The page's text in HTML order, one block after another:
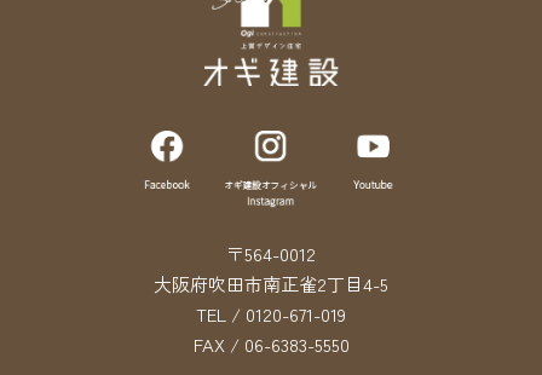
〒564-0012
大阪府吹田市南正雀2丁目4-5
TEL / 0120-671-019
FAX / 06-6383-5550